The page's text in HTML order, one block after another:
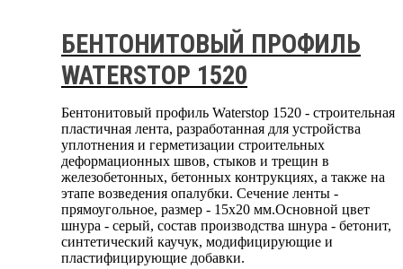
БЕНТОНИТОВЫЙ ПРОФИЛЬ
WATERSTOP 1520
Бентонитовый профиль Waterstop 1520 - строительная
пластичная лента, разработанная для устройства
уплотнения и герметизации строительных
деформационных швов, стыков и трещин в
железобетонных, бетонных контрукциях, а также на
этапе возведения опалубки. Сечение ленты -
прямоугольное, размер - 15x20 мм.Основной цвет
шнура - серый, состав производства шнура - бетонит,
синтетический каучук, модифицирующие и
пластифицирующие добавки.